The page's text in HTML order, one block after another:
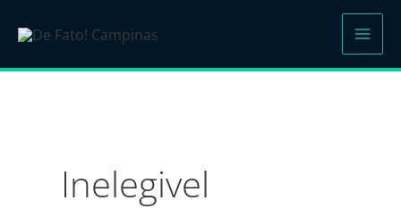
para
Inelegivel